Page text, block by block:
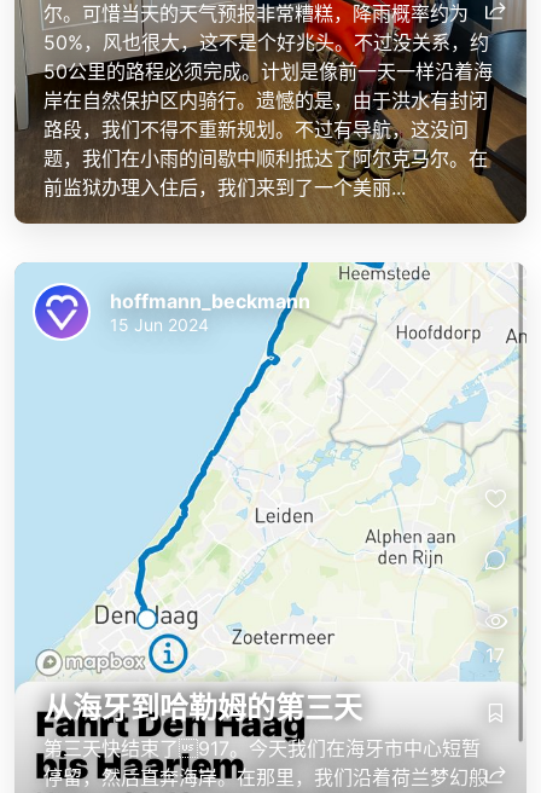
hoffmann_beckmann
hoffmann_beckmann
尔。可惜当天的天气预报非常糟糕，降雨概率约为
50%，风也很大，这不是个好兆头。不过没关系，约
50公里的路程必须完成。计划是像前一天一样沿着海
岸在自然保护区内骑行。遗憾的是，由于洪水有封闭
路段，我们不得不重新规划。不过有导航，这没问
题，我们在小雨的间歇中顺利抵达了阿尔克马尔。在
前监狱办理入住后，我们来到了一个美丽...
从海牙到哈勒姆的第三天
第三天快结束了917。今天我们在海牙市中心短暂
停留，然后直奔海岸。在那里，我们沿着荷兰梦幻般
hoffmann_beckmann
15 Jun 2024
17